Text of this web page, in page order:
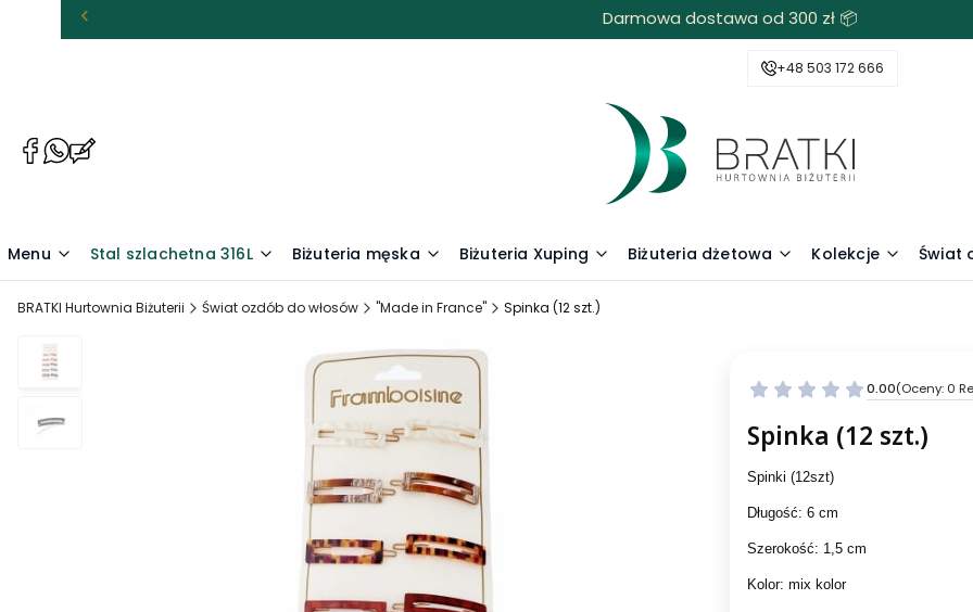
Darmowa dostawa od 300 zł 📦
+48 503 172 666
(Otwiera
karcie)
(Otwiera
karcie)
(Otwiera
karcie)
Menu Stal szlachetna 316L Biżuteria męska Biżuteria Xuping Biżuteria dżetowa Kolekcje Świat
BRATKI Hurtownia Biżuterii Świat ozdób do włosów "Made in France" Spinka (12 szt.)
0.00(Oceny: 0
Spinka (12 szt.)
Spinki (12szt)
Długość: 6 cm
Szerokość: 1,5 cm
Kolor: mix kolor